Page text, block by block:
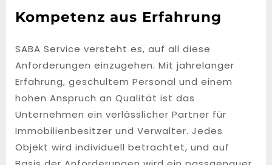
Kompetenz aus Erfahrung
SABA Service versteht es, auf all diese
Anforderungen einzugehen. Mit jahrelanger
Erfahrung, geschultem Personal und einem
hohen Anspruch an Qualität ist das
Unternehmen ein verlässlicher Partner für
Immobilienbesitzer und Verwalter. Jedes
Objekt wird individuell betrachtet, und auf